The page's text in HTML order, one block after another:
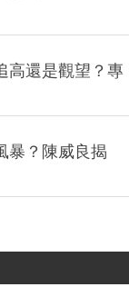
高還是觀望？專
暴？陳威良揭